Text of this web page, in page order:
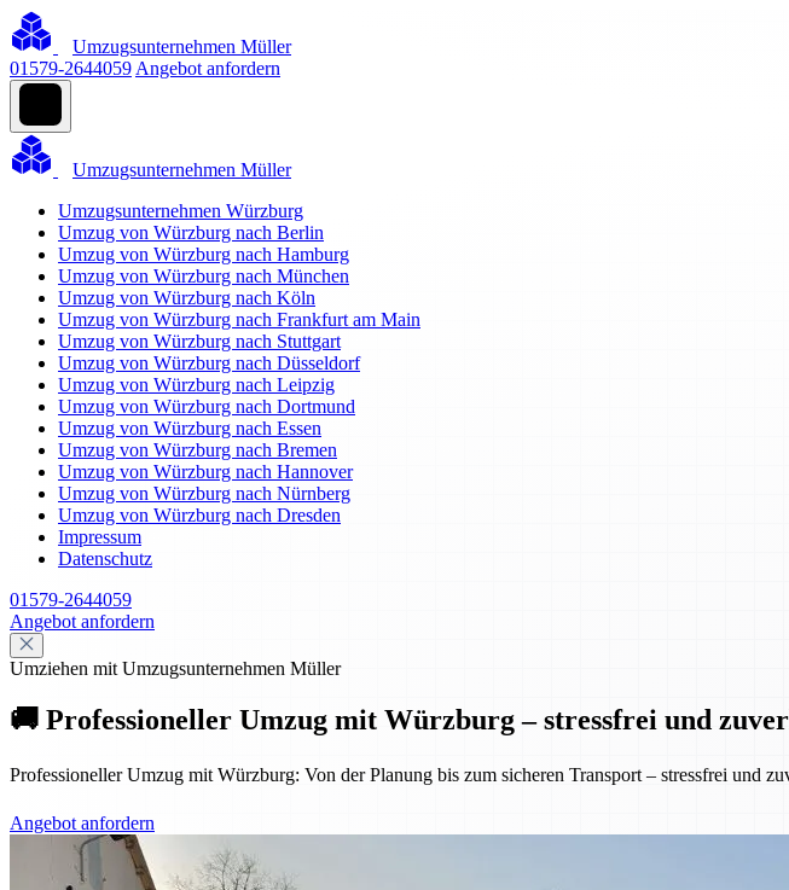
Umzugsunternehmen Müller
01579-2644059 Angebot anfordern
Umzugsunternehmen Müller
Umzugsunternehmen Würzburg
Umzug von Würzburg nach Berlin
Umzug von Würzburg nach Hamburg
Umzug von Würzburg nach München
Umzug von Würzburg nach Köln
Umzug von Würzburg nach Frankfurt am Main
Umzug von Würzburg nach Stuttgart
Umzug von Würzburg nach Düsseldorf
Umzug von Würzburg nach Leipzig
Umzug von Würzburg nach Dortmund
Umzug von Würzburg nach Essen
Umzug von Würzburg nach Bremen
Umzug von Würzburg nach Hannover
Umzug von Würzburg nach Nürnberg
Umzug von Würzburg nach Dresden
Impressum
Datenschutz
01579-2644059
Angebot anfordern
Umziehen mit Umzugsunternehmen Müller
🚚 Professioneller Umzug mit Würzburg – stressfrei und
Professioneller Umzug mit Würzburg: Von der Planung bis zum sicheren Transport – stressfrei und
Angebot anfordern